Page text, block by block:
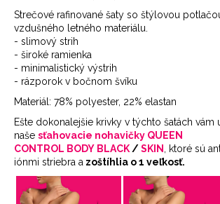
Strečové rafinované šaty so štýlovou
vzdušného letného materiálu.
- slimový strih
- široké ramienka
- minimalistický výstrih
- rázporok v bočnom švíku
Materiál: 78% polyester, 22% elastan
Ešte dokonalejšie krivky v týchto šatách vám
naše sťahovacie nohavičky QUEEN
CONTROL BODY BLACK /SKIN
, ktoré sú
iónmi striebra a zoštíhlia o 1 veľkosť.